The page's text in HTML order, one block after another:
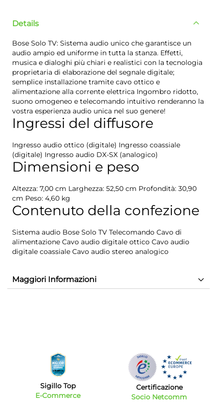
Details
Bose Solo TV: Sistema audio unico che garantisce un
audio ampio ed uniforme in tutta la stanza. Effetti,
musica e dialoghi più chiari e realistici con la tecnologia
proprietaria di elaborazione del segnale digitale;
semplice installazione tramite cavo ottico e
alimentazione alla corrente elettrica Ingombro ridotto,
suono omogeneo e telecomando intuitivo renderanno la
vostra esperienza audio unica nel suo genere!
Ingressi del diffusore
Ingresso audio ottico (digitale) Ingresso coassiale
(digitale) Ingresso audio DX-SX (analogico)
Dimensioni e peso
Altezza: 7,00 cm Larghezza: 52,50 cm Profondità: 30,90
cm Peso: 4,60 kg
Contenuto della confezione
Sistema audio Bose Solo TV Telecomando Cavo di
alimentazione Cavo audio digitale ottico Cavo audio
digitale coassiale Cavo audio stereo analogico
Maggiori Informazioni
Sigillo Top
E-Commerce
Certificazione
Socio Netcomm